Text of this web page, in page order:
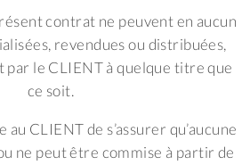
contrat ne peuvent en aucun
revendues ou distribuées,
le CLIENT à quelque titre que
ce soit.
CLIENT de s’assurer qu’aucune
ou ne peut être commise à partir de